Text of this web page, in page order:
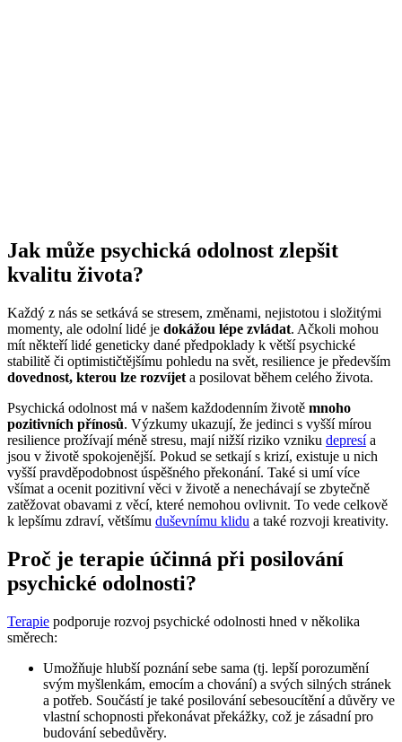
Jak může psychická odolnost zlepšit
kvalitu života?
Každý z nás se setkává se stresem, změnami, nejistotou i složitými
momenty, ale odolní lidé je dokážou lépe zvládat. Ačkoli mohou
mít někteří lidé geneticky dané předpoklady k větší psychické
stabilitě či optimističtějšímu pohledu na svět, resilience je především
dovednost, kterou lze rozvíjet a posilovat během celého života.
Psychická odolnost má v našem každodenním životě mnoho
pozitivních přínosů. Výzkumy ukazují, že jedinci s vyšší mírou
resilience prožívají méně stresu, mají nižší riziko vzniku depresía
jsou v životě spokojenější. Pokud se setkají s krizí, existuje u nich
vyšší pravděpodobnost úspěšného překonání. Také si umí více
všímat a ocenit pozitivní věci v životě a nenechávají se zbytečně
zatěžovat obavami z věcí, které nemohou ovlivnit. To vede celkově
k lepšímu zdraví, většímu duševnímu klidu a také rozvoji kreativity.
Proč je terapie účinná při posilování
psychické odolnosti?
Terapie podporuje rozvoj psychické odolnosti hned v několika
směrech:
Umožňuje hlubší poznání sebe sama (tj. lepší porozumění
svým myšlenkám, emocím a chování) a svých silných stránek
a potřeb. Součástí je také posilování sebesoucítění a důvěry ve
vlastní schopnosti překonávat překážky, což je zásadní pro
budování sebedůvěry.